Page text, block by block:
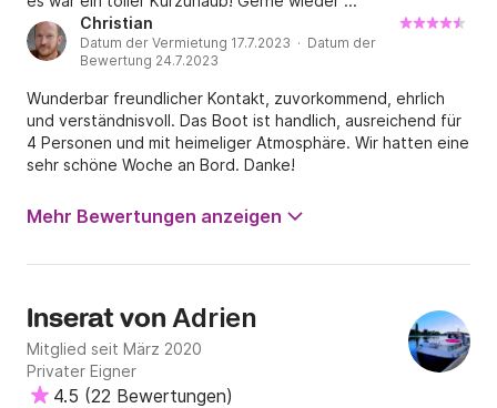
Christian
Datum der Vermietung 17.7.2023 · Datum der
Bewertung 24.7.2023
Wunderbar freundlicher Kontakt, zuvorkommend, ehrlich
und verständnisvoll. Das Boot ist handlich, ausreichend für
4 Personen und mit heimeliger Atmosphäre. Wir hatten eine
sehr schöne Woche an Bord. Danke!
Mehr Bewertungen anzeigen
Inserat von Adrien
Mitglied seit März 2020
Privater Eigner
4.5 (22 Bewertungen)